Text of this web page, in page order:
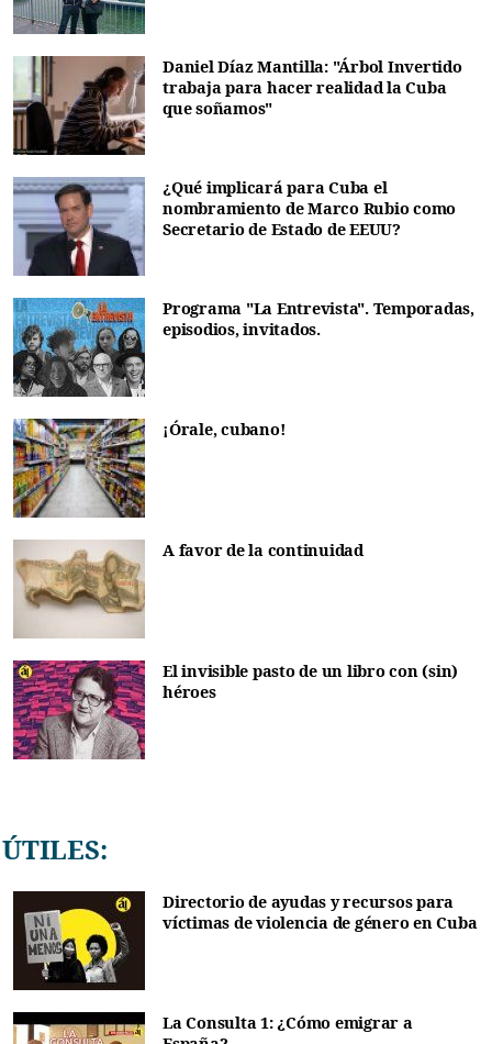
Daniel Díaz Mantilla: "Árbol Invertido
trabaja para hacer realidad la Cuba
que soñamos"
¿Qué implicará para Cuba el
nombramiento de Marco Rubio como
Secretario de Estado de EEUU?
Programa "La Entrevista". Temporadas,
episodios, invitados.
¡Órale, cubano!
A favor de la continuidad
El invisible pasto de un libro con (sin)
héroes
ÚTILES:
Directorio de ayudas y recursos para
víctimas de violencia de género en Cuba
La Consulta 1: ¿Cómo emigrar a